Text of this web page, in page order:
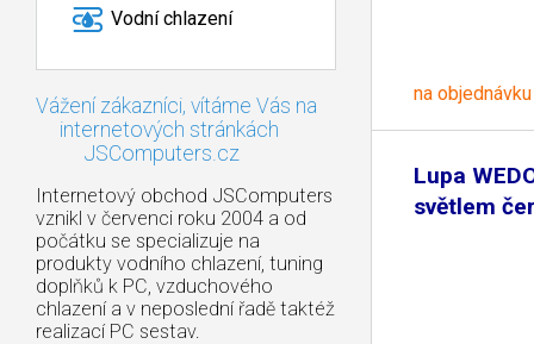
Vodní chlazení
Vážení zákazníci, vítáme Vás na
internetových stránkách
JSComputers.cz
Internetový obchod JSComputers
vznikl v červenci roku 2004 a od
počátku se specializuje na
produkty vodního chlazení, tuning
doplňků k PC, vzduchového
chlazení a v neposlední řadě taktéž
realizací PC sestav.
na objednávku
Lupa
světlem